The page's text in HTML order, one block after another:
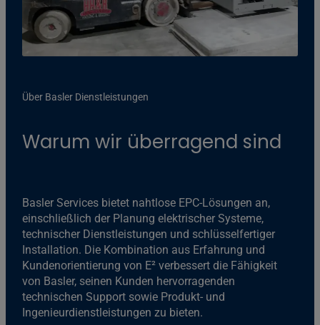
Über Basler Dienstleistungen
Warum wir überragend sind
Basler Services bietet nahtlose EPC-Lösungen an,
einschließlich der Planung elektrischer Systeme,
technischer Dienstleistungen und schlüsselfertiger
Installation. Die Kombination aus Erfahrung und
Kundenorientierung von E² verbessert die Fähigkeit
von Basler, seinen Kunden hervorragenden
technischen Support sowie Produkt- und
Ingenieurdienstleistungen zu bieten.